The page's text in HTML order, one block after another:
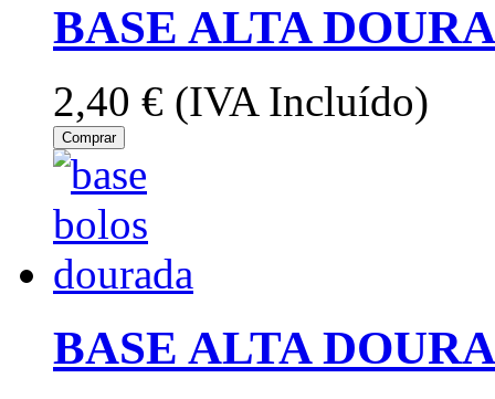
BASE ALTA
2,40 € (IVA Incluído)
Comprar
BASE ALTA